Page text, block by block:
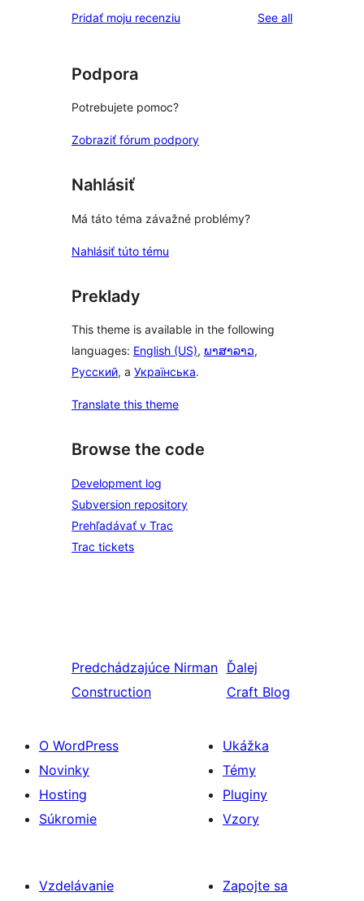
Pridať moju recenziu See allreviews
Podpora
Potrebujete pomoc?
Zobraziť fórum podpory
Nahlásiť
Má táto téma závažné problémy?
Nahlásiť túto tému
Preklady
This theme is available in the following
languages: English (US), ພາສາລາວ,
Русский, a Українська.
Translate this theme
Browse the code
Development log
Subversion repository
Prehľadávať v Trac
Trac tickets
Predchádzajúce Nirman
Construction
Ďalej
Craft Blog
O WordPress
Novinky
Hosting
Súkromie
Ukážka
Témy
Pluginy
Vzory
Vzdelávanie
Zapojte sa